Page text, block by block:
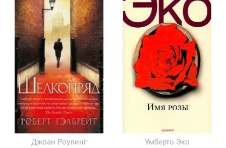
Джоан Роулинг
Умберто Эко